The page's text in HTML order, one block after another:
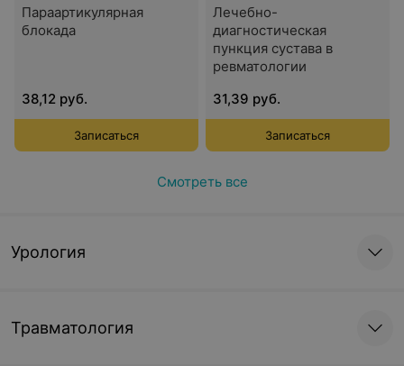
Параартикулярная
блокада
38,12 руб.
Записаться
Лечебно-
диагностическая
пункция сустава в
ревматологии
31,39 руб.
Записаться
Смотреть все
Урология
Травматология